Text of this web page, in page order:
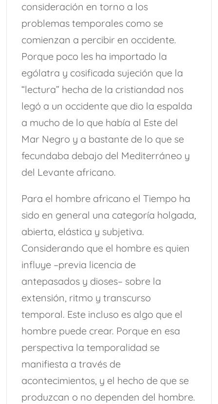
consideración en torno a los
problemas temporales como se
comienzan a percibir en occidente.
Porque poco les ha importado la
ególatra y cosificada sujeción que la
“lectura” hecha de la cristiandad nos
legó a un occidente que dio la espalda
a mucho de lo que había al Este del
Mar Negro y a bastante de lo que se
fecundaba debajo del Mediterráneo y
del Levante africano.
Para el hombre africano el Tiempo ha
sido en general una categoría holgada,
abierta, elástica y subjetiva.
Considerando que el hombre es quien
influye –previa licencia de
antepasados y dioses– sobre la
extensión, ritmo y transcurso
temporal. Este incluso es algo que el
hombre puede crear. Porque en esa
perspectiva la temporalidad se
manifiesta a través de
acontecimientos, y el hecho de que se
produzcan o no dependen del hombre.